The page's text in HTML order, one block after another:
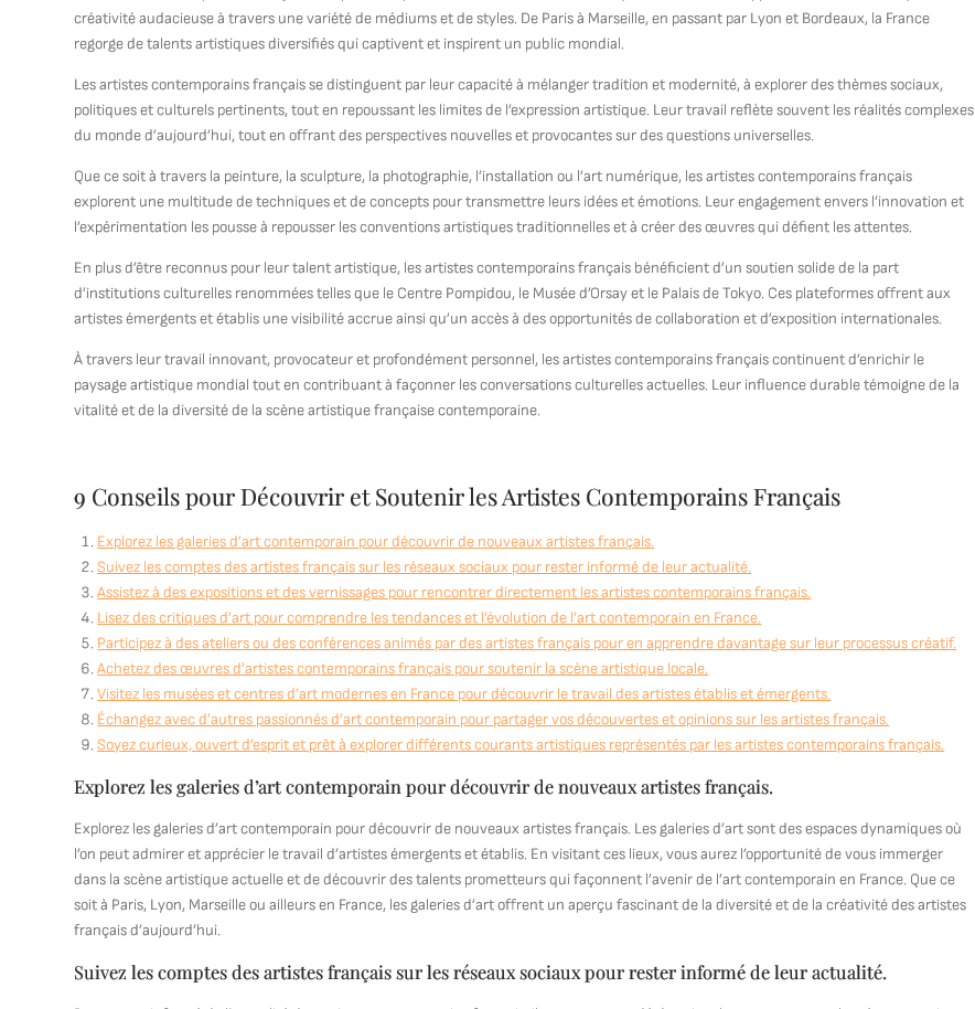
créativité audacieuse à travers une variété de médiums et de styles. De Paris à Marseille, en passant par Lyon et Bordeaux, la France
regorge de talents artistiques diversifiés qui captivent et inspirent un public mondial.
Les artistes contemporains français se distinguent par leur capacité à mélanger tradition et modernité, à explorer des thèmes sociaux,
politiques et culturels pertinents, tout en repoussant les limites de l’expression artistique. Leur travail reflète souvent les réalités complexes
du monde d’aujourd’hui, tout en offrant des perspectives nouvelles et provocantes sur des questions universelles.
Que ce soit à travers la peinture, la sculpture, la photographie, l’installation ou l’art numérique, les artistes contemporains français
explorent une multitude de techniques et de concepts pour transmettre leurs idées et émotions. Leur engagement envers l’innovation et
l’expérimentation les pousse à repousser les conventions artistiques traditionnelles et à créer des œuvres qui défient les attentes.
En plus d’être reconnus pour leur talent artistique, les artistes contemporains français bénéficient d’un soutien solide de la part
d’institutions culturelles renommées telles que le Centre Pompidou, le Musée d’Orsay et le Palais de Tokyo. Ces plateformes offrent aux
artistes émergents et établis une visibilité accrue ainsi qu’un accès à des opportunités de collaboration et d’exposition internationales.
À travers leur travail innovant, provocateur et profondément personnel, les artistes contemporains français continuent d’enrichir le
paysage artistique mondial tout en contribuant à façonner les conversations culturelles actuelles. Leur influence durable témoigne de la
vitalité et de la diversité de la scène artistique française contemporaine.
9 Conseils pour Découvrir et Soutenir les Artistes Contemporains Français
Explorez les galeries d’art contemporain pour découvrir de nouveaux artistes français.
Suivez les comptes des artistes français sur les réseaux sociaux pour rester informé de leur actualité.
Assistez à des expositions et des vernissages pour rencontrer directement les artistes contemporains français.
Lisez des critiques d’art pour comprendre les tendances et l’évolution de l’art contemporain en France.
Participez à des ateliers ou des conférences animés par des artistes français pour en apprendre davantage sur leur processus créatif.
Achetez des œuvres d’artistes contemporains français pour soutenir la scène artistique locale.
Visitez les musées et centres d’art modernes en France pour découvrir le travail des artistes établis et émergents.
Échangez avec d’autres passionnés d’art contemporain pour partager vos découvertes et opinions sur les artistes français.
Soyez curieux, ouvert d’esprit et prêt à explorer différents courants artistiques représentés par les artistes contemporains français.
Explorez les galeries d’art contemporain pour découvrir de nouveaux artistes français.
Explorez les galeries d’art contemporain pour découvrir de nouveaux artistes français. Les galeries d’art sont des espaces dynamiques où
l’on peut admirer et apprécier le travail d’artistes émergents et établis. En visitant ces lieux, vous aurez l’opportunité de vous immerger
dans la scène artistique actuelle et de découvrir des talents prometteurs qui façonnent l’avenir de l’art contemporain en France. Que ce
soit à Paris, Lyon, Marseille ou ailleurs en France, les galeries d’art offrent un aperçu fascinant de la diversité et de la créativité des artistes
français d’aujourd’hui.
Suivez les comptes des artistes français sur les réseaux sociaux pour rester informé de leur actualité.